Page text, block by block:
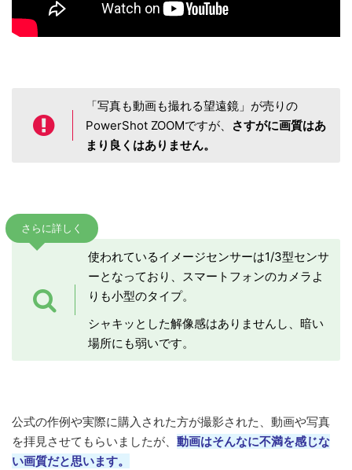
「写真も動画も撮れる望遠鏡」が売りの
PowerShot ZOOMですが、
さすがに画質はあ
まり良くはありません。
さらに詳しく
使われているイメージセンサーは1/3型センサ
ーとなっており、スマートフォンのカメラよ
りも小型のタイプ。
シャキッとした解像感はありませんし、暗い
場所にも弱いです。
公式の作例や実際に購入された方が撮影された、動画や写真
を拝見させてもらいましたが、 動画はそんなに不満を感じな
い画質だと思います。